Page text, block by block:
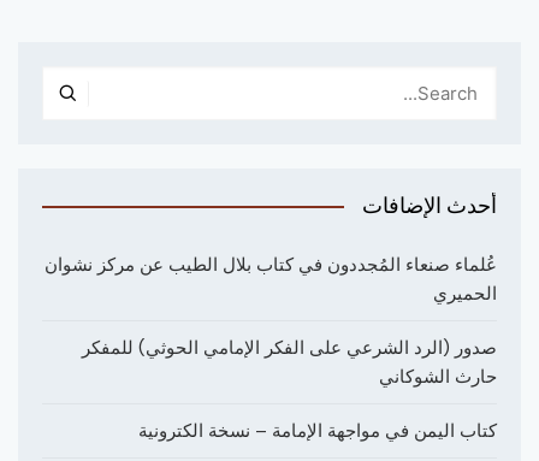
أحدث الإضافات
عُلماء صنعاء المُجددون في كتاب بلال الطيب عن مركز نشوان
الحميري
صدور (الرد الشرعي على الفكر الإمامي الحوثي) للمفكر
حارث الشوكاني
كتاب اليمن في مواجهة الإمامة – نسخة الكترونية